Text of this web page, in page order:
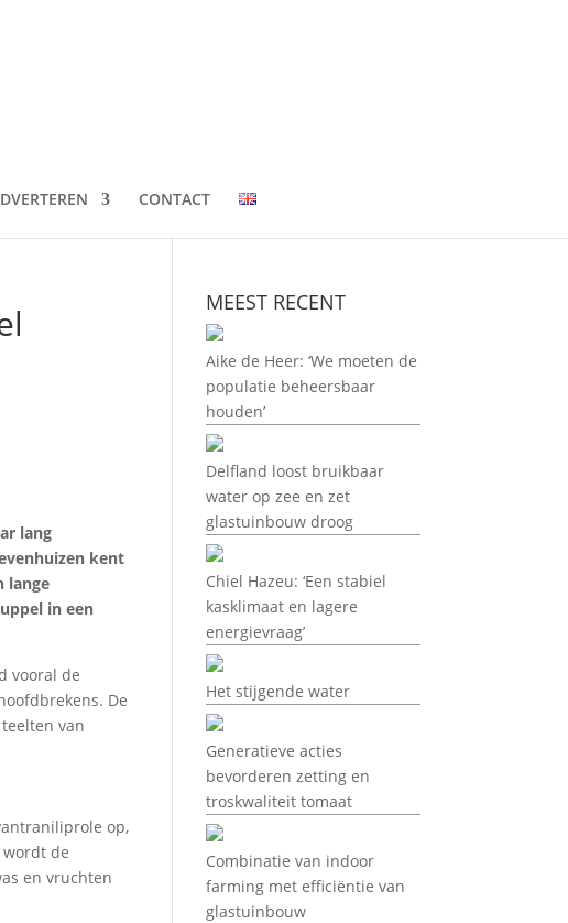
CONTACT
lang
kent
lange
in een
vooral de
De
van
op,
de
en vruchten
MEEST RECENT
Aike de Heer: ‘We moeten de
populatie beheersbaar
houden’
Delfland loost bruikbaar
water op zee en zet
glastuinbouw droog
Chiel Hazeu: ‘Een stabiel
kasklimaat en lagere
energievraag’
Het stijgende water
Generatieve acties
bevorderen zetting en
troskwaliteit tomaat
Combinatie van indoor
farming met efficiëntie van
glastuinbouw